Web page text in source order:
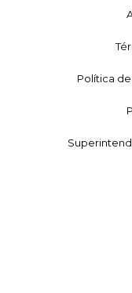
Política